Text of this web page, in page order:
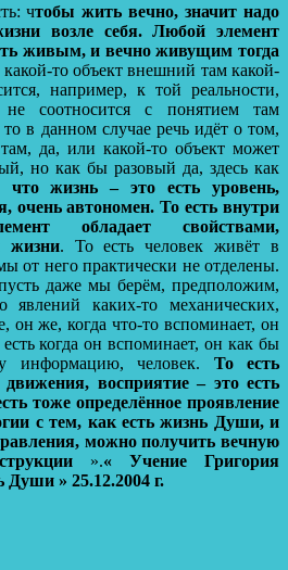
чтобы жить вечно, значит надо
возле себя. Любой элемент
живым, и вечно живущим тогда
то объект внешний там какой-
например, к той реальности,
соотносится с понятием там
в данном случае речь идёт о том,
да, или какой-то объект может
но как бы разовый да, здесь как
что жизнь – это есть уровень,
очень автономен. То есть внутри
обладает свойствами,
жизни. То есть человек живёт в
от него практически не отделены.
даже мы берём, предположим,
каких-то механических,
он же, когда что-то вспоминает, он
есть когда он вспоминает, он как бы
информацию, человек. То есть
восприятие – это есть
тоже определённое проявление
с тем, как есть жизнь Души, и
можно получить вечную
».« Учение Григория
Души » 25.12.2004 г.